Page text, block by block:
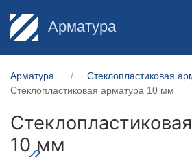
Арматура
Арматура
Стеклопластиковая
Стеклопластиковая арматура 10 мм
10 мм